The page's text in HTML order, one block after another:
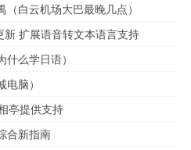
白云机场大巴最晚几点）
扩展语音转文本语言支持
么学日语）
脑）
亭提供支持
合新指南